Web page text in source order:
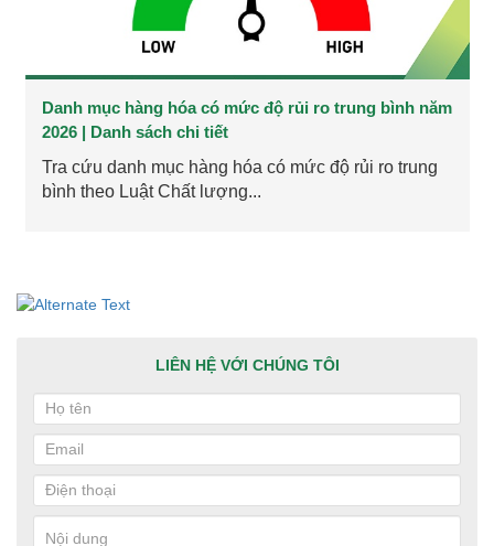
Danh mục hàng hóa có mức độ rủi ro trung bình năm
2026 | Danh sách chi tiết
Tra cứu danh mục hàng hóa có mức độ rủi ro trung
bình theo Luật Chất lượng...
LIÊN HỆ VỚI CHÚNG TÔI